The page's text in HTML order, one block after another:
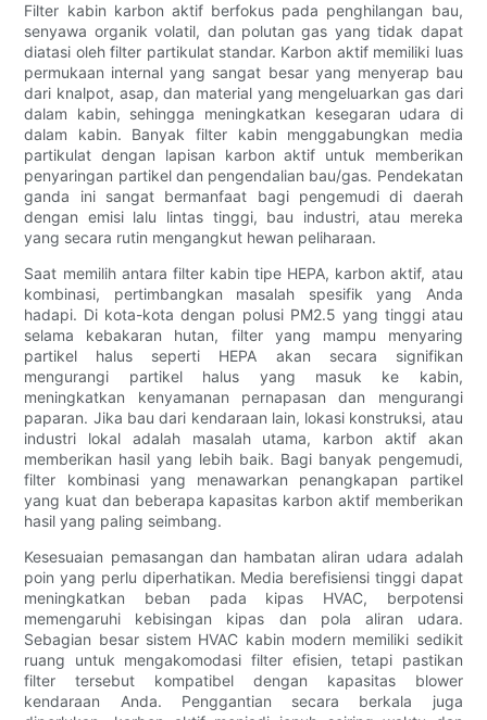
Filter kabin karbon aktif berfokus pada penghilangan bau,
senyawa organik volatil, dan polutan gas yang tidak dapat
diatasi oleh filter partikulat standar. Karbon aktif memiliki luas
permukaan internal yang sangat besar yang menyerap bau
dari knalpot, asap, dan material yang mengeluarkan gas dari
dalam kabin, sehingga meningkatkan kesegaran udara di
dalam kabin. Banyak filter kabin menggabungkan media
partikulat dengan lapisan karbon aktif untuk memberikan
penyaringan partikel dan pengendalian bau/gas. Pendekatan
ganda ini sangat bermanfaat bagi pengemudi di daerah
dengan emisi lalu lintas tinggi, bau industri, atau mereka
yang secara rutin mengangkut hewan peliharaan.
Saat memilih antara filter kabin tipe HEPA, karbon aktif, atau
kombinasi, pertimbangkan masalah spesifik yang Anda
hadapi. Di kota-kota dengan polusi PM2.5 yang tinggi atau
selama kebakaran hutan, filter yang mampu menyaring
partikel halus seperti HEPA akan secara signifikan
mengurangi partikel halus yang masuk ke kabin,
meningkatkan kenyamanan pernapasan dan mengurangi
paparan. Jika bau dari kendaraan lain, lokasi konstruksi, atau
industri lokal adalah masalah utama, karbon aktif akan
memberikan hasil yang lebih baik. Bagi banyak pengemudi,
filter kombinasi yang menawarkan penangkapan partikel
yang kuat dan beberapa kapasitas karbon aktif memberikan
hasil yang paling seimbang.
Kesesuaian pemasangan dan hambatan aliran udara adalah
poin yang perlu diperhatikan. Media berefisiensi tinggi dapat
meningkatkan beban pada kipas HVAC, berpotensi
memengaruhi kebisingan kipas dan pola aliran udara.
Sebagian besar sistem HVAC kabin modern memiliki sedikit
ruang untuk mengakomodasi filter efisien, tetapi pastikan
filter tersebut kompatibel dengan kapasitas blower
kendaraan Anda. Penggantian secara berkala juga